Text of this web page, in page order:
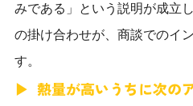
みである」という説明が成立
の掛け合わせが、商談でのイ
す。
熱量が高いうちに次の